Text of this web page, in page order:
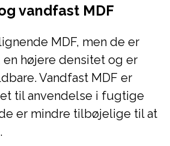
vandfast MDF
MDF, men de er
højere densitet og er
Vandfast MDF er
til anvendelse i fugtige
er mindre tilbøjelige til at